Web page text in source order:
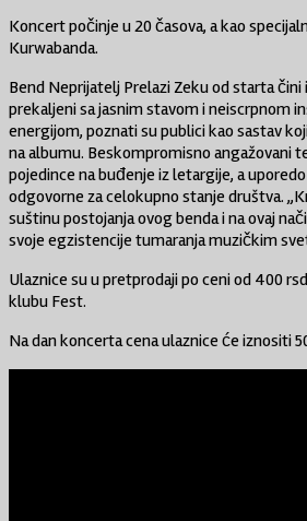
Koncert počinje u 20 časova, a kao
Kurwabanda.
Bend Neprijatelj Prelazi Zeku od starta
prekaljeni sa jasnim stavom i neiscrpnom
energijom, poznati su publici kao sastav
na albumu. Beskompromisno angažovani
pojedince na buđenje iz letargije, a
odgovorne za celokupno stanje društva.
suštinu postojanja ovog benda i na ovaj
svoje egzistencije tumaranja muzičkim
Ulaznice su u pretprodaji po ceni od 400
klubu Fest.
Na dan koncerta cena ulaznice će iznositi